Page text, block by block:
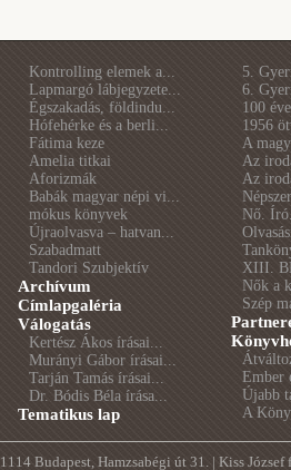
Kontrolling elemek a...
Lapmargó lábjegyzete...
Égszakadás, földindu...
Hófehérke és a berli...
Fátima keze
Amelia titkai
Aforizmák
Babák magyar népi vi...
mókus könyvek
Újraolvasva – hatvan...
Szabadmatt
Tandori Szubjektív
Archívum
Címlapgaléria
Válogatás
Kertész Ákos írásai...
Murányi Gábor írásai...
Tarján Tamás írásai...
Dr. Bódis Béla írása...
Tematikus lap
5.
6.
100
1956
A
Az
Az
Nő.
XIII.
Nők a
Szép
Ember
Újabb
A
1114 Budapest, Hamzsabégi út 31. | Kiss